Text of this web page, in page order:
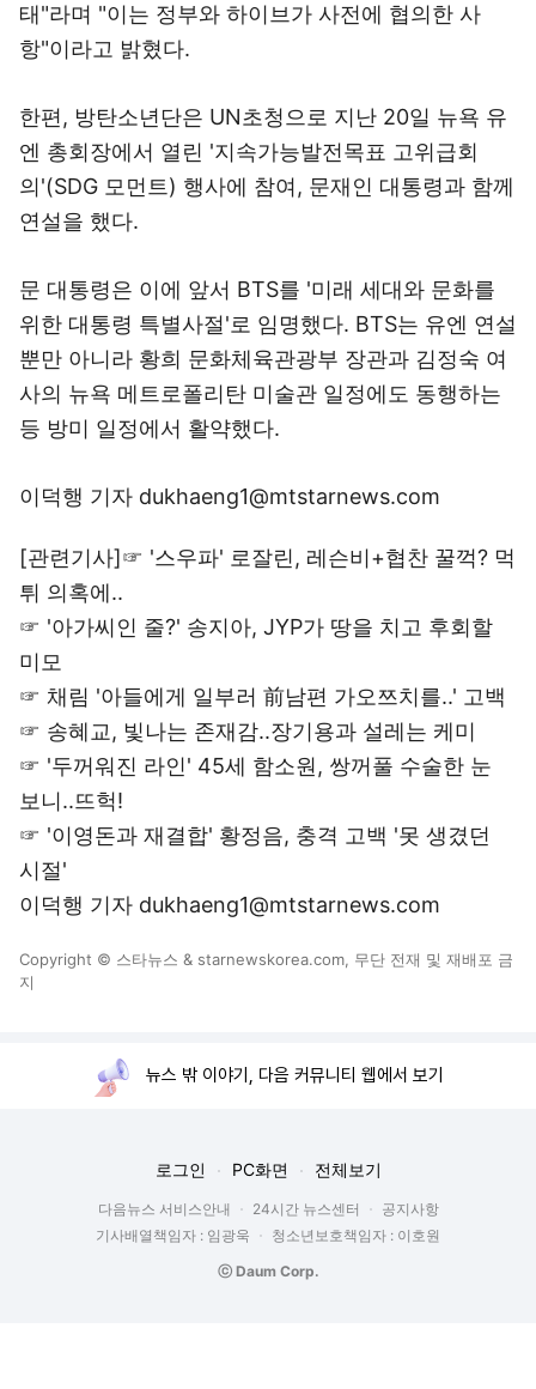
태"라며 "이는 정부와 하이브가 사전에 협의한 사
항"이라고 밝혔다.
한편, 방탄소년단은 UN초청으로 지난 20일 뉴욕 유
엔 총회장에서 열린 '지속가능발전목표 고위급회
의'(SDG 모먼트) 행사에 참여, 문재인 대통령과 함께
연설을 했다.
문 대통령은 이에 앞서 BTS를 '미래 세대와 문화를
위한 대통령 특별사절'로 임명했다. BTS는 유엔 연설
뿐만 아니라 황희 문화체육관광부 장관과 김정숙 여
사의 뉴욕 메트로폴리탄 미술관 일정에도 동행하는
등 방미 일정에서 활약했다.
이덕행 기자 dukhaeng1@mtstarnews.com
[관련기사]☞ '스우파' 로잘린, 레슨비+협찬 꿀꺽? 먹
튀 의혹에..
☞ '아가씨인 줄?' 송지아, JYP가 땅을 치고 후회할
미모
☞ 채림 '아들에게 일부러 前남편 가오쯔치를..' 고백
☞ 송혜교, 빛나는 존재감..장기용과 설레는 케미
☞ '두꺼워진 라인' 45세 함소원, 쌍꺼풀 수술한 눈
보니..뜨헉!
☞ '이영돈과 재결합' 황정음, 충격 고백 '못 생겼던
시절'
이덕행 기자 dukhaeng1@mtstarnews.com
Copyright © 스타뉴스 & starnewskorea.com, 무단 전재 및 재배포 금
지
뉴스 밖 이야기, 다음 커뮤니티 웹에서 보기
로그인 PC화면 전체보기
다음뉴스 서비스안내 24시간 뉴스센터
공지사항
기사배열책임자 : 임광욱
청소년보호책임자 : 이호원
ⓒ Daum Corp.